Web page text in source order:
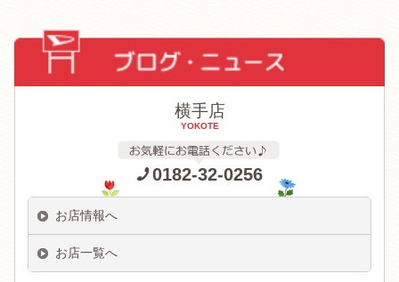
横手店
YOKOTE
0182-32-0256
お店情報へ
お店一覧へ